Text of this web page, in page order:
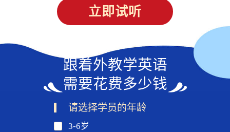
立即试听
跟着外教学英语
需要花费多少钱
请选择学员的年龄
3-6岁